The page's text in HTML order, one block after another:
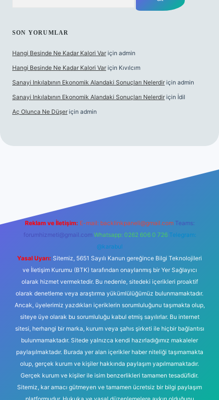
SON YORUMLAR
Hangi Besinde Ne Kadar Kalori Var için admin
Hangi Besinde Ne Kadar Kalori Var için Kıvılcım
Sanayi Inkılabının Ekonomik Alandaki Sonuçları Nelerdir için admin
Sanayi Inkılabının Ekonomik Alandaki Sonuçları Nelerdir için İdil
Aç Olunca Ne Düşer için admin
Reklam ve İletişim: E-mail: backlinkpaneli@gmail.com Teams:
forumhizmeti@gmail.com Whatsapp: 0262 606 0 726 Telegram:
@karabul
Yasal Uyarı: Sitemiz, 5651 Sayılı Kanun gereğince Bilgi Teknolojileri
ve İletişim Kurumu (BTK) tarafından onaylanmış bir Yer Sağlayıcı
olarak hizmet vermektedir. Bu nedenle, sitedeki içerikleri proaktif
olarak denetleme veya araştırma yükümlülüğümüz bulunmamaktadır.
Ancak, üyelerimiz yazdıkları içeriklerin sorumluluğunu taşımakta olup,
siteye üye olarak bu sorumluluğu kabul etmiş sayılırlar. Bu internet
sitesi, herhangi bir marka, kurum veya şahıs şirketi ile hiçbir bağlantısı
bulunmamaktadır. Sitede yalnızca kendi hazırladığımız makaleler
paylaşılmaktadır. Burada yer alan içerikler haber niteliği taşımamakta
olup, gerçek kurum ve kişiler hakkında paylaşım yapılmamaktadır.
Gerçek kurum ve kişiler ile isim benzerlikleri tamamen tesadüfidir.
Sitemiz, kar amacı gütmeyen ve tamamen ücretsiz bir bilgi paylaşım